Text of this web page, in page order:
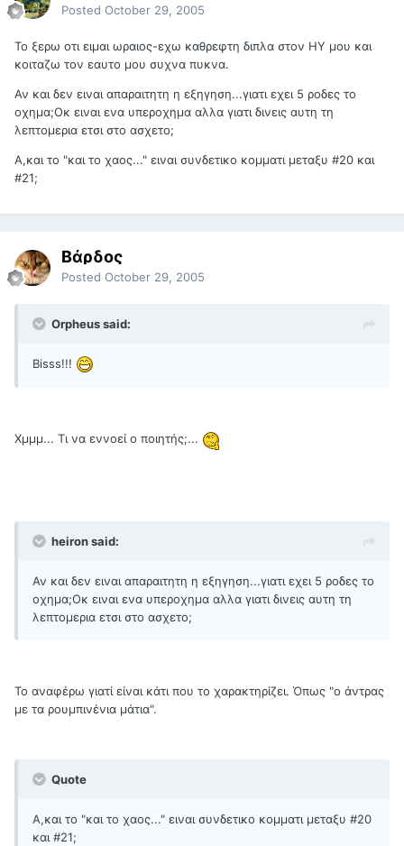
Posted October 29, 2005
Το ξερω οτι ειμαι ωραιος-εχω καθρεφτη διπλα στον ΗΥ μου και
κοιταζω τον εαυτο μου συχνα πυκνα.
Αν και δεν ειναι απαραιτητη η εξηγηση...γιατι εχει 5 ροδες το
οχημα;Οκ ειναι ενα υπεροχημα αλλα γιατι δινεις αυτη τη
λεπτομερια ετσι στο ασχετο;
Α,και το "και το χαος..." ειναι συνδετικο κομματι μεταξυ #20 και
#21;
Βάρδος
Posted October 29, 2005
Orpheus said:
Bisss!!!
Χμμμ... Τι να εννοεί ο ποιητής;...
heiron said:
Αν και δεν ειναι απαραιτητη η εξηγηση...γιατι εχει 5 ροδες το
οχημα;Οκ ειναι ενα υπεροχημα αλλα γιατι δινεις αυτη τη
λεπτομερια ετσι στο ασχετο;
Το αναφέρω γιατί είναι κάτι που το χαρακτηρίζει. Όπως "ο άντρας
με τα ρουμπινένια μάτια".
Quote
Α,και το "και το χαος..." ειναι συνδετικο κομματι μεταξυ #20
και #21;